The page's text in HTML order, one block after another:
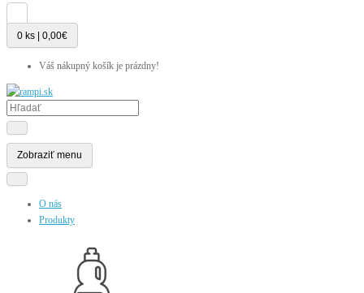
0 ks | 0,00€
Váš nákupný košík je prázdny!
Zobraziť menu
O nás
Produkty